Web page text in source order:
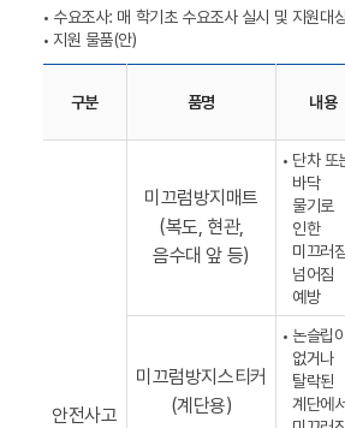
수요조사: 매 학기초 수요조사 실시 및 지원대
지원 물품(안)
구분 품명 내용
안전사고
미끄럼방지매트
(복도, 현관,
음수대 앞 등)
단차 또
바닥
물기로
인한
미끄러
넘어짐
예방
미끄럼방지스티커
(계단용)
논슬립이
없거나
탈락된
계단에